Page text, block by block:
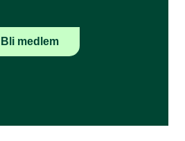
Bli medlem